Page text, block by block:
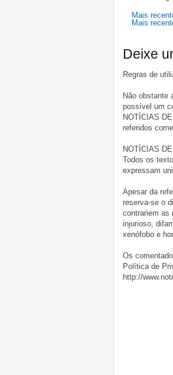
Mais
Mais
Deixe
Regras de
Não obstante
possível um
NOTÍCIAS
referidos
NOTÍCIAS
Todos os
expressam
Apesar da
reserva-se o
contrariem as
injurioso,
xenófobo e
Os
Política de
http://